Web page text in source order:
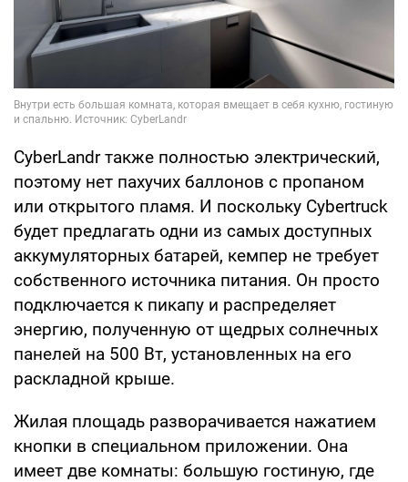
CyberLandr также полностью электрический,
поэтому нет пахучих баллонов с пропаном
или открытого пламя. И поскольку Cybertruck
будет предлагать одни из самых доступных
аккумуляторных батарей, кемпер не требует
собственного источника питания. Он просто
подключается к пикапу и распределяет
энергию, полученную от щедрых солнечных
панелей на 500 Вт, установленных на его
раскладной крыше.
Жилая площадь разворачивается нажатием
кнопки в специальном приложении. Она
имеет две комнаты: большую гостиную, где